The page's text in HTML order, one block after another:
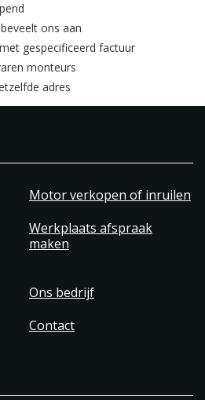
ons aan
gespecificeerd factuur
monteurs
adres
Motor verkopen of inruilen
Werkplaats afspraak
maken
Ons bedrijf
Contact